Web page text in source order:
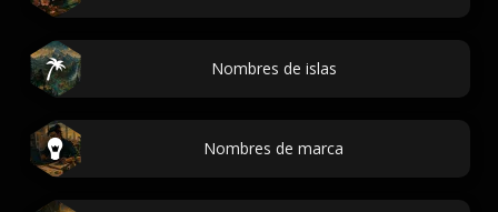
Nombres de islas
Nombres de marca